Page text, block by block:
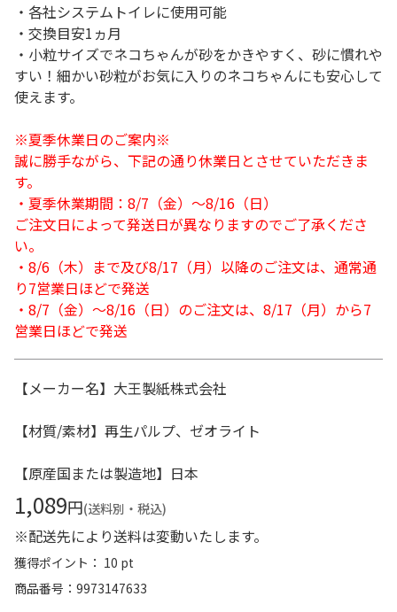
・各社システムトイレに使用可能
・交換目安1ヵ月
・小粒サイズでネコちゃんが砂をかきやすく、砂に慣れや
すい！細かい砂粒がお気に入りのネコちゃんにも安心して
使えます。
※夏季休業日のご案内※
誠に勝手ながら、下記の通り休業日とさせていただきま
す。
・夏季休業期間：8/7（金）～8/16（日）
ご注文日によって発送日が異なりますのでご了承くださ
い。
・8/6（木）まで及び8/17（月）以降のご注文は、通常通
り7営業日ほどで発送
・8/7（金）～8/16（日）のご注文は、8/17（月）から7
営業日ほどで発送
【メーカー名】大王製紙株式会社
【材質/素材】再生パルプ、ゼオライト
【原産国または製造地】日本
1,089円(送料別・税込)
※配送先により送料は変動いたします。
獲得ポイント： 10 pt
商品番号
9973147633